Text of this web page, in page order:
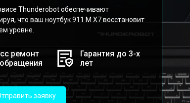
Thunderobot обеспечивают
что ваш ноутбук 911 M X7 восстановит
уровне.
ремонт
Гарантия до 3-х
лет
заявку